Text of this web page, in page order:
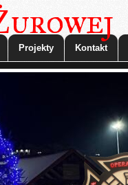
Projekty Kontakt